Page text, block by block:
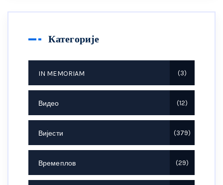
Категорије
IN MEMORIAM 3
Видео 12
Вијести 379
Времеплов 29